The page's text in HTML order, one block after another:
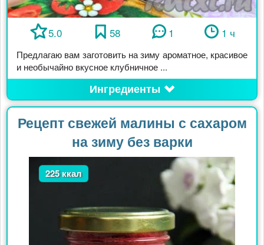
5.0 58 1 1 ч
Предлагаю вам заготовить на зиму ароматное, красивое
и необычайно вкусное клубничное ...
Ингредиенты
Рецепт свежей малины с сахаром
на зиму без варки
225 ккал